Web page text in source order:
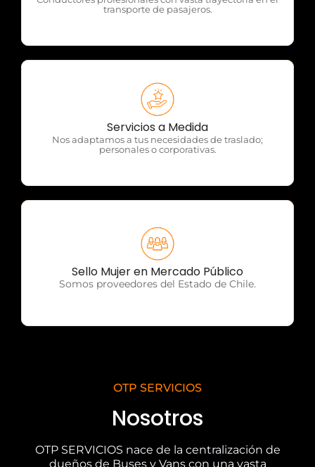
transporte de pasajeros.
Servicios a Medida
Nos adaptamos a tus necesidades de traslado;
personales o corporativas.
OTP Servicios
Sello Mujer en Mercado Público
Somos proveedores del Estado de Chile.
OTP Servicios
OTP SERVICIOS
Nosotros
OTP SERVICIOS nace de la centralización de
dueños de Buses y Vans con una vasta